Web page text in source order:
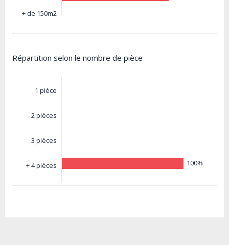
+ de 150m2
Répartition selon le nombre de pièce
1 pièce
2 pièces
3 pièces
+ 4 pièces 100%